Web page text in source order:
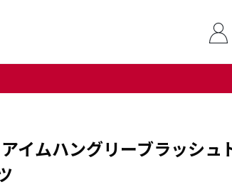
イムハングリーブラッシュ